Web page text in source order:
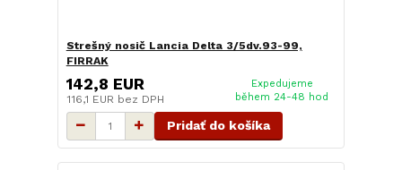
Strešný nosič Lancia Delta 3/5dv.93-99,
FIRRAK
142,8 EUR
116,1 EUR bez DPH
Expedujeme
během 24-48 hod
Pridať do košíka